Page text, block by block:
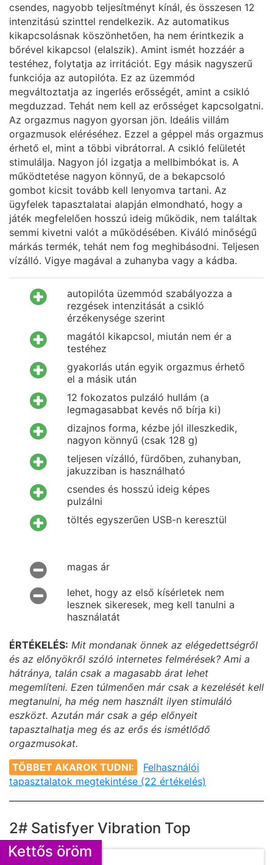
csendes, nagyobb teljesítményt kínál, és összesen 12
intenzitású szinttel rendelkezik. Az automatikus
kikapcsolásnak köszönhetően, ha nem érintkezik a
bőrével kikapcsol (elalszik). Amint ismét hozzáér a
testéhez, folytatja az irritációt. Egy másik nagyszerű
funkciója az autopilóta. Ez az üzemmód
megváltoztatja az ingerlés erősségét, amint a csikló
megduzzad. Tehát nem kell az erősséget kapcsolgatni.
Az orgazmus nagyon gyorsan jön. Ideális villám
orgazmusok eléréséhez. Ezzel a géppel más orgazmus
érhető el, mint a többi vibrátorral. A csikló felületét
stimulálja. Nagyon jól izgatja a mellbimbókat is. A
működtetése nagyon könnyű, de a bekapcsoló
gombot kicsit tovább kell lenyomva tartani. Az
ügyfelek tapasztalatai alapján elmondható, hogy a
játék megfelelően hosszú ideig működik, nem találtak
semmi kivetni valót a működésében. Kiváló minőségű
márkás termék, tehát nem fog meghibásodni. Teljesen
vízálló. Vigye magával a zuhanyba vagy a kádba.
autopilóta üzemmód szabályozza a
rezgések intenzitását a csikló
érzékenysége szerint
magától kikapcsol, miután nem ér a
testéhez
gyakorlás után egyik orgazmus érhető
el a másik után
12 fokozatos pulzáló hullám (a
legmagasabbat kevés nő bírja ki)
dizajnos forma, kézbe jól illeszkedik,
nagyon könnyű (csak 128 g)
teljesen vízálló, fürdőben, zuhanyban,
jakuzziban is használható
csendes és hosszú ideig képes
pulzálni
töltés egyszerűen USB-n keresztül
magas ár
lehet, hogy az első kísérletek nem
lesznek sikeresek, meg kell tanulni a
használatát
ÉRTÉKELÉS: Mit mondanak önnek az elégedettségről
és az előnyökről szóló internetes felmérések? Ami a
hátránya, talán csak a magasabb árat lehet
megemlíteni. Ezen túlmenően már csak a kezelését kell
megtanulni, ha még nem használt ilyen stimuláló
eszközt. Azután már csak a gép előnyeit
tapasztalhatja meg és az erős és ismétlődő
orgazmusokat.
TÖBBET AKAROK TUDNI:
Felhasználói
tapasztalatok megtekintése (22 értékelés)
2# Satisfyer Vibration Top
Kettős öröm